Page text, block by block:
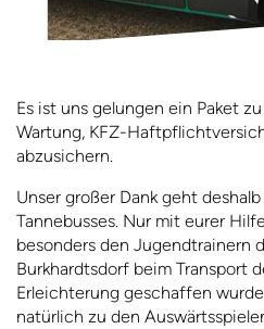
Es ist uns gelungen ein Paket
Wartung, KFZ-
abzusichern.
Unser großer Dank geht
Tannebusses. Nur mit eurer
besonders den Jugendtrainern
Burkhardtsdorf beim Transport
Erleichterung geschaffen
natürlich zu den